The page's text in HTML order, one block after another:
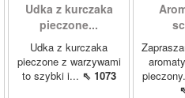
Udka z kurczaka
pieczone...
Udka z kurczaka
pieczone z warzywami
to szybki i... ⇖ 1073